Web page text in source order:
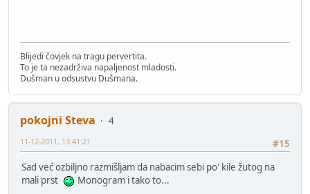
Blijedi čovjek na tragu pervertita.
To je ta nezadrživa napaljenost mladosti.
Dušman u odsustvu Dušmana.
pokojni Steva
4
#15
11-12-2011, 13:41:21
Sad već ozbiljno razmišljam da nabacim sebi po' kile žutog na
mali prst
Monogram i tako to...